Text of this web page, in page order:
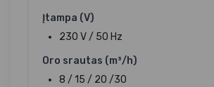
Įtampa (V)
230 V / 50 Hz
Oro srautas (m³/h)
8 / 15 / 20 /30